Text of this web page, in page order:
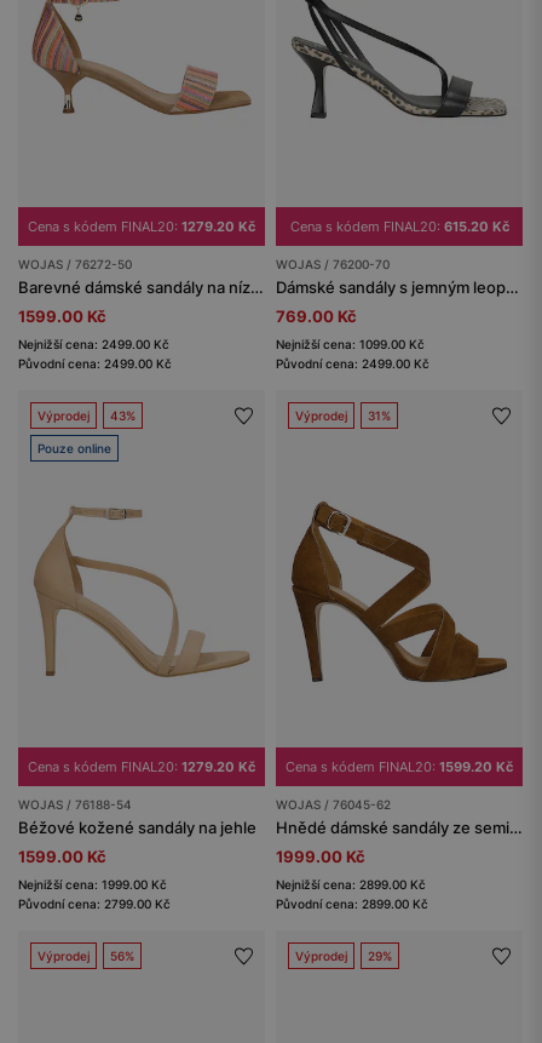
Cena s kódem FINAL20: 1279.20 Kč
WOJAS / 76272-50
Barevné dámské sandály na nízkém podpatku
1599.00 Kč
Nejnižší cena: 2499.00 Kč
Původní cena: 2499.00 Kč
Cena s kódem FINAL20: 615.20 Kč
WOJAS / 76200-70
Dámské sandály s jemným leopardím vzorem
769.00 Kč
Nejnižší cena: 1099.00 Kč
Původní cena: 2499.00 Kč
Výprodej 43%
Pouze online
Cena s kódem FINAL20: 1279.20 Kč
WOJAS / 76188-54
Béžové kožené sandály na jehle
1599.00 Kč
Nejnižší cena: 1999.00 Kč
Původní cena: 2799.00 Kč
Výprodej 31%
Cena s kódem FINAL20: 1599.20 Kč
WOJAS / 76045-62
Hnědé dámské sandály ze semišové kůže na jehlovém podpatku
1999.00 Kč
Nejnižší cena: 2899.00 Kč
Původní cena: 2899.00 Kč
Výprodej 56% Výprodej 29%